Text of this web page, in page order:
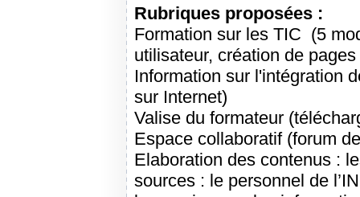
Rubriques proposées :
Formation sur les TIC (5
utilisateur, création de
Information sur l'intégration
sur Internet)
Valise du formateur
Espace collaboratif (forum
Elaboration des contenus :
sources : le personnel de